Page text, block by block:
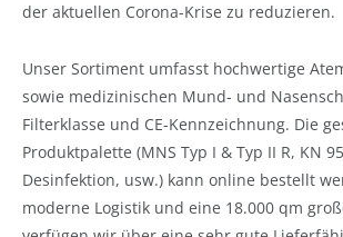
der aktuellen Corona-Krise zu reduzieren.
Unser Sortiment umfasst hochwertige
sowie medizinischen Mund- und
Filterklasse und CE-Kennzeichnung. Die
Produktpalette (MNS Typ I & Typ II R, KN
Desinfektion, usw.) kann online bestellt
moderne Logistik und eine 18.000 qm